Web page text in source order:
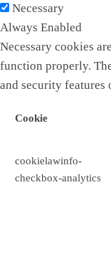
Necessary
Always Enabled
Necessary cookies
function properly.
and security features
Cookie
cookielawinfo-
checkbox-analytics